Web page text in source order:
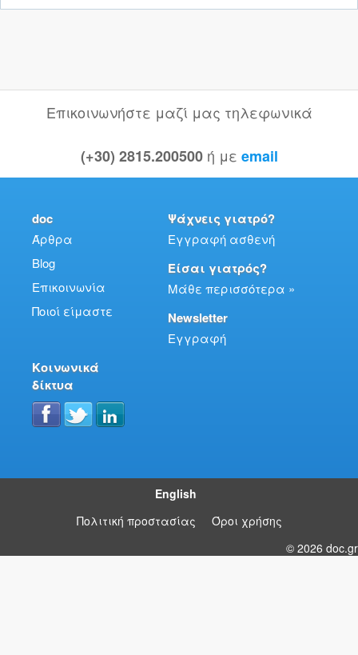
Επικοινωνήστε μαζί μας τηλεφωνικά
(+30) 2815.200500 ή με email
doc
Άρθρα
Blog
Επικοινωνία
Ποιοί είμαστε
Ψάχνεις γιατρό?
Εγγραφή ασθενή
Είσαι γιατρός?
Μάθε περισσότερα »
Newsletter
Εγγραφή
Κοινωνικά
δίκτυα
English
Πολιτική προστασίας
Όροι χρήσης
© 2026 doc.gr